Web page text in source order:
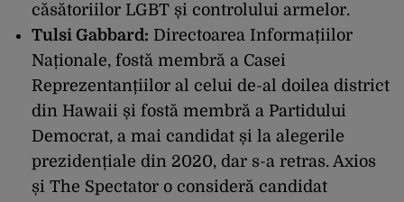
căsătoriilor LGBT și controlului armelor.
Tulsi Gabbard: Directoarea Informațiilor
Naționale, fostă membră a Casei
Reprezentanțiilor al celui de-al doilea district
din Hawaii și fostă membră a Partidului
Democrat, a mai candidat și la alegerile
prezidențiale din 2020, dar s-a retras. Axios
și The Spectator o consideră candidat